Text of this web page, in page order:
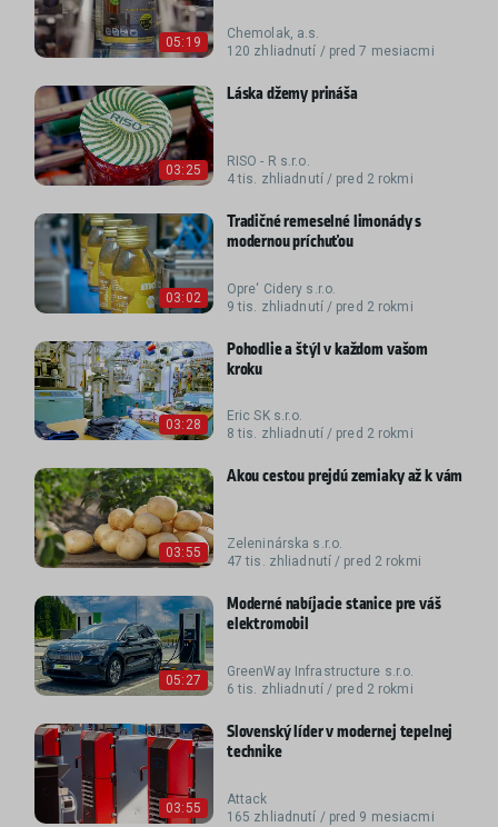
05:19
Chemolak, a.s.
120 zhliadnutí / pred 7 mesiacmi
03:25
Láska džemy prináša
RISO - R s.r.o.
4 tis. zhliadnutí / pred 2 rokmi
03:02
Tradičné remeselné limonády s
modernou príchuťou
Opre‘ Cidery s.r.o.
9 tis. zhliadnutí / pred 2 rokmi
03:28
Pohodlie a štýl v každom vašom
kroku
Eric SK s.r.o.
8 tis. zhliadnutí / pred 2 rokmi
03:55
Akou cestou prejdú zemiaky až k vám
Zeleninárska s.r.o.
47 tis. zhliadnutí / pred 2 rokmi
05:27
Moderné nabíjacie stanice pre váš
elektromobil
GreenWay Infrastructure s.r.o.
6 tis. zhliadnutí / pred 2 rokmi
03:55
Slovenský líder v modernej tepelnej
technike
Attack
165 zhliadnutí / pred 9 mesiacmi